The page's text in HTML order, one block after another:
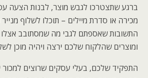
ברגע שתצטרכו לגבש מוצר, לבנות הצעה
מכירה או סדרת מיילים – תוכלו לשלוף
התשובות שאספתם לגבי מה שמסתובב אצלו
ומוצרים שהלקוח שלכם ירצה ויהיה מוכן
התפקיד שלכם, בעלי עסקים שרוצים